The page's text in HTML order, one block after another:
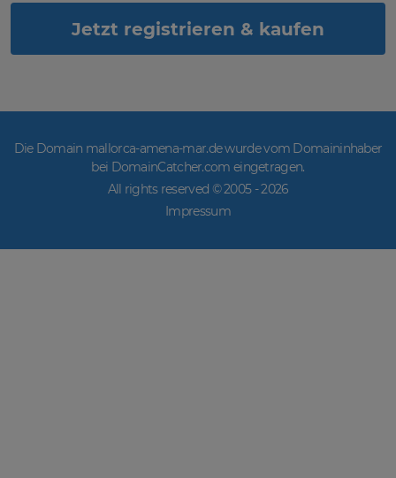
Jetzt registrieren & kaufen
Die Domain mallorca-amena-mar.de wurde vom Domaininhaber
bei DomainCatcher.com eingetragen.
All rights reserved © 2005 -2026
Impressum